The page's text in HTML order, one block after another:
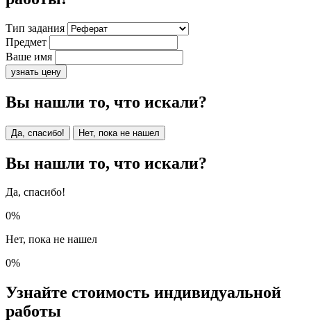
Тип задания
Предмет
Ваше имя
узнать цену
Вы нашли то, что искали?
Да, спасибо! Нет, пока не нашел
Вы нашли то, что искали?
Да, спасибо!
0%
Нет, пока не нашел
0%
Узнайте стоимость индивидуальной
работы